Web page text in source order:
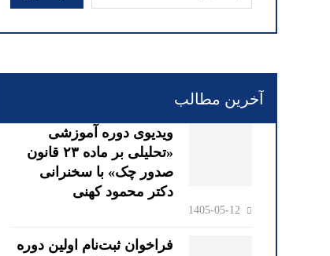
آخرین مطالب
ویدیوی دوره آموزشی
«تحلیلی بر ماده ۲۳ قانون
صدور چک» با سخنرانی
دکتر محمود کهنی
1405-05-12
فراخوان ثبت‌نام اولین دوره